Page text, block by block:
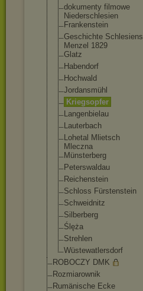
dokumenty filmowe
Niederschlesien
Frankenstein
Geschichte Schlesiens
Menzel 1829
Glatz
Habendorf
Hochwald
Jordansmühl
Kriegsopfer
Langenbielau
Lauterbach
Lohetal Mlietsch
Mleczna
Münsterberg
Peterswaldau
Reichenstein
Schloss Fürstenstein
Schweidnitz
Silberberg
Ślęża
Strehlen
Wüstewatlersdorf
ROBOCZY DMK
Rozmiarownik
Rumänische Ecke